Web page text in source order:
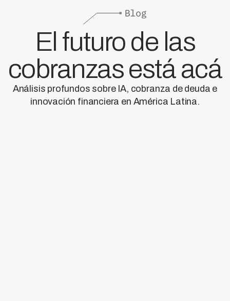
El futuro de las
cobranzas está acá
Análisis profundos sobre IA, cobranza de deuda e
innovación financiera en América Latina.